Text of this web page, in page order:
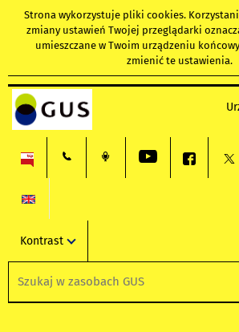
Strona wykorzystuje pliki cookies.
zmiany ustawień Twojej przeglądarki
umieszczane w Twoim urządzeniu
zmienić te ustawienia.
Kontrast